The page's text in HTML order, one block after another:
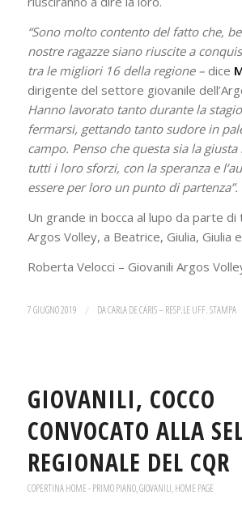
“Sono molto contento del fatto che,
nostre ragazze siano riuscite a
tra le migliori 16 della regione – dice
dirigente del settore giovanile
Hanno lavorato tanto durante la
fermarsi, gettando tanto sudore in
campo. Penso che questa sia la
tutti i loro sforzi, con la speranza e
essere per loro un punto di partenza”.
Un grande in bocca al lupo da parte di
Argos Volley, a Beatrice, Giulia, Giulia
Roberta Velocci – Giovanili Argos
7 GIUGNO 2019 / DACARLA DE CARIS – RESP.LE UFF. STAMPA
GIOVANILI, COCCO
CONVOCATO ALLA
REGIONALE DEL CQR
COPERTINA HOME - PRIMO PIANO,GIOVANILI,HOME PAGE